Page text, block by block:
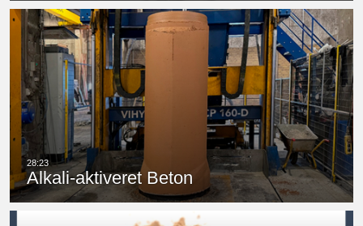
Alkali-aktiveret Beton